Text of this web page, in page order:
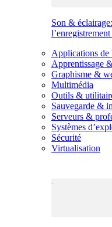
Son &
Applications de
Apprentissage
Graphisme &
Multimédia
Outils &
Sauvegarde &
Serveurs &
Systèmes
Sécurité
Virtualisation